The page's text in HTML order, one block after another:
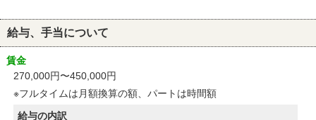
給与、手当について
賃金
270,000円〜450,000円
※フルタイムは月額換算の額、パートは時間額
給与の内訳